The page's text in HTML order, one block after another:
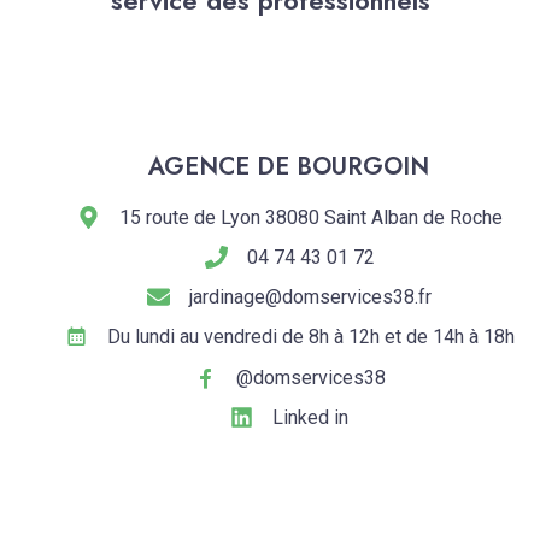
AGENCE DE BOURGOIN
15 route de Lyon 38080 Saint Alban de Roche
04 74 43 01 72
jardinage@domservices38.fr
Du lundi au vendredi de 8h à 12h et de 14h à 18h
@domservices38
Linked in